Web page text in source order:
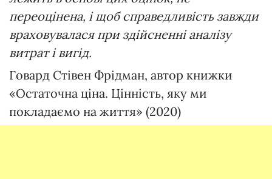
переоцінена, і щоб справедливість завжди
враховувалася при здійсненні аналізу
витрат і вигід.
Говард Стівен Фрідман, автор книжки
«Остаточна ціна. Цінність, яку ми
покладаємо на життя» (2020)